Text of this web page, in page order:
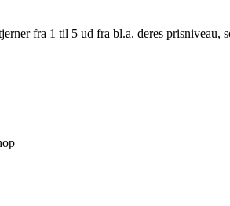
fra 1 til 5 ud fra bl.a. deres